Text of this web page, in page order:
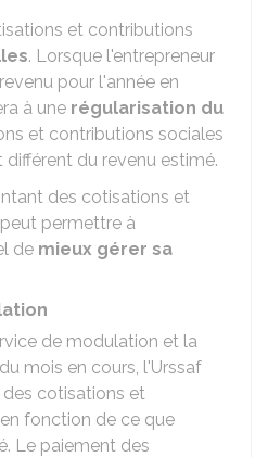
et contributions
. Lorsque l'entrepreneur
pour l'année en
à une régularisation du
et contributions sociales
du revenu estimé.
des cotisations et
permettre à
de mieux gérer sa
de modulation et la
mois en cours, l'Urssaf
cotisations et
fonction de ce que
Le paiement des